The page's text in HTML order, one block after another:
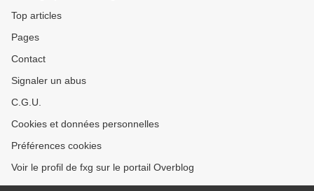
Top articles
Pages
Contact
Signaler un abus
C.G.U.
Cookies et données personnelles
Préférences cookies
Voir le profil de fxg sur le portail Overblog